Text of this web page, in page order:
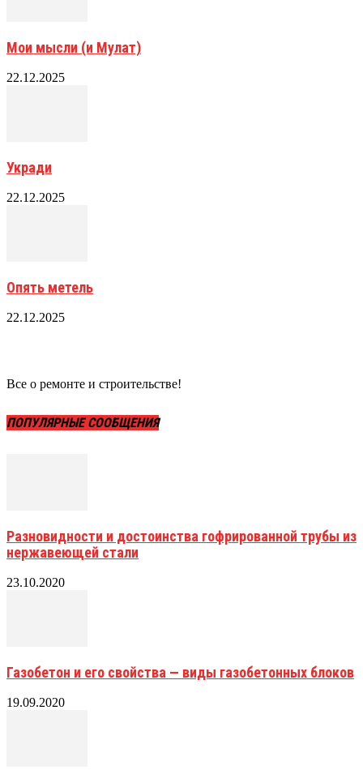
Мои мысли (и Мулат)
22.12.2025
Укради
22.12.2025
Опять метель
22.12.2025
Все о ремонте и строительстве!
ПОПУЛЯРНЫЕ СООБЩЕНИЯ
Разновидности и достоинства гофрированной трубы из
нержавеющей стали
23.10.2020
Газобетон и его свойства — виды газобетонных блоков
19.09.2020